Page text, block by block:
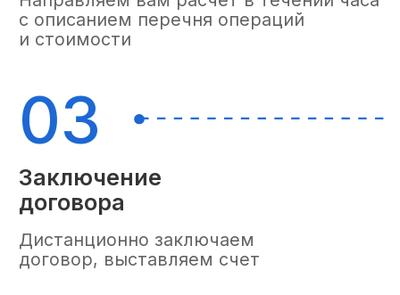
Прием/пересчет
8 ₽ 20 ₽
единиц поштучно
с идентификацией
номенклатурной
единицы без заводского
приемке